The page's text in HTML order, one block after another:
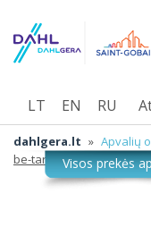
LT EN RU
dahlgera.lt » Apvalių
be-tarpiniu-ortakiai-